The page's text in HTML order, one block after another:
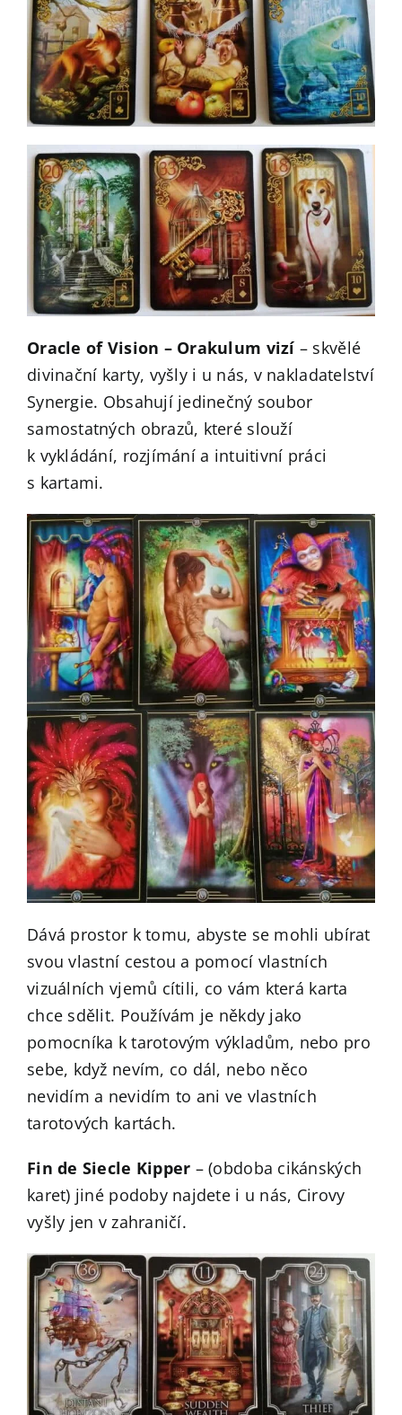
Oracle of Vision – Orakulum vizí – skvělé
divinační karty, vyšly i u nás, v nakladatelství
Synergie. Obsahují jedinečný soubor
samostatných obrazů, které slouží
k vykládání, rozjímání a intuitivní práci
s kartami.
Dává prostor k tomu, abyste se mohli ubírat
svou vlastní cestou a pomocí vlastních
vizuálních vjemů cítili, co vám která karta
chce sdělit. Používám je někdy jako
pomocníka k tarotovým výkladům, nebo pro
sebe, když nevím, co dál, nebo něco
nevidím a nevidím to ani ve vlastních
tarotových kartách.
Fin de Siecle Kipper – (obdoba cikánských
karet) jiné podoby najdete i u nás, Cirovy
vyšly jen v zahraničí.